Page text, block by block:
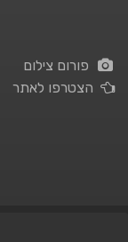
פורום צילום
הצטרפו לאתר